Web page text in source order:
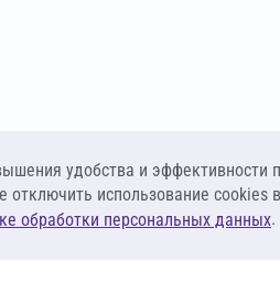
удобства и эффективности
использование cookies
обработки персональных данных.